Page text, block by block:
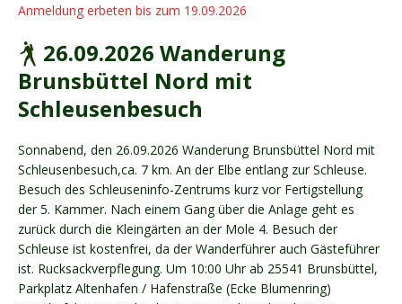
Anmeldung erbeten bis zum 19.09.2026
26.09.2026 Wanderung
Brunsbüttel Nord mit
Schleusenbesuch
Sonnabend, den 26.09.2026 Wanderung Brunsbüttel Nord mit
Schleusenbesuch,ca. 7 km. An der Elbe entlang zur Schleuse.
Besuch des Schleuseninfo-Zentrums kurz vor Fertigstellung
der 5. Kammer. Nach einem Gang über die Anlage geht es
zurück durch die Kleingärten an der Mole 4. Besuch der
Schleuse ist kostenfrei, da der Wanderführer auch Gästeführer
ist. Rucksackverpflegung. Um 10:00 Uhr ab 25541 Brunsbüttel,
Parkplatz Altenhafen / Hafenstraße (Ecke Blumenring)